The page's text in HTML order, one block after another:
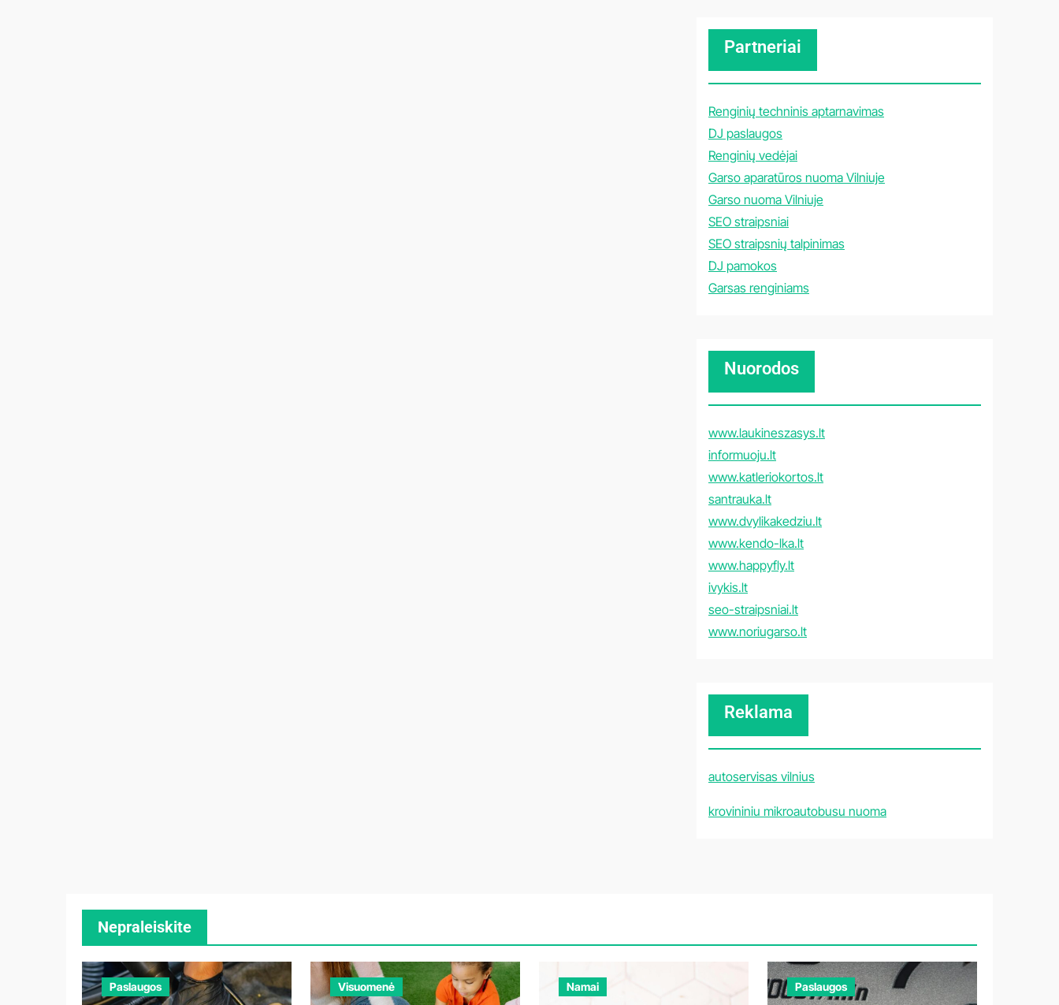
Partneriai
Renginių techninis aptarnavimas
DJ paslaugos
Renginių vedėjai
Garso aparatūros nuoma Vilniuje
Garso nuoma Vilniuje
SEO straipsniai
SEO straipsnių talpinimas
DJ pamokos
Garsas renginiams
Nuorodos
www.laukineszasys.lt
informuoju.lt
www.katleriokortos.lt
santrauka.lt
www.dvylikakedziu.lt
www.kendo-lka.lt
www.happyfly.lt
ivykis.lt
seo-straipsniai.lt
www.noriugarso.lt
Reklama
autoservisas vilnius
krovininiu mikroautobusu nuoma
Nepraleiskite
Paslaugos Visuomenė Namai Paslaugos